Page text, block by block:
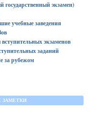
государственный экзамен)
учебные заведения
экзаменов
заданий
за рубежом
ЗАМЕТКИ